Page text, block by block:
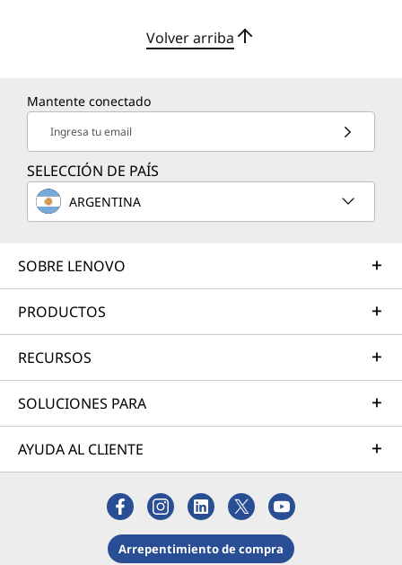
Volver arriba
Mantente conectado
Ingresa tu email
SELECCIÓN DE PAÍS
ARGENTINA
SOBRE LENOVO
PRODUCTOS
RECURSOS
SOLUCIONES PARA
AYUDA AL CLIENTE
Arrepentimiento de compra